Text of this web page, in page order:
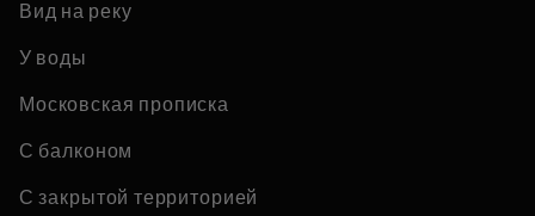
Вид на реку
У воды
Московская прописка
С балконом
С закрытой территорией